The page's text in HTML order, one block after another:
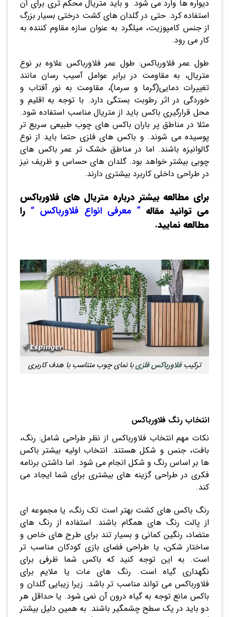
دیواره ها وارد می شود. و باید متریال محکم تری برای آن
استفاده کرد. حتی در گلدان های کشت درختی بسیار بزرگ
از جنس کامپوزیت، میلگرد به عنوان سازه مقاوم کننده به
کار می رود.
طول عمر فلاورباکس: طول عمر فلاورباکس علاوه بر نوع
متریال، به مقاومت در برابر عوامل آسیب رسان مانند
تغییرات دمایی(گرما و سرما)، مقاومت به نور آفتاب و
خوردگی در اثر رطوبت بستگی دارد. با توجه به اقلیم و
محل قرارگیری باکس باید از متریال مناسب استفاده شود.
مثلا در مناطق پر باران باکس های چوب طبیعی سریع تر
پوسیده می شوند. و باکس های فلزی حتما باید از نوع
گالوانیزه باشند. اما در مناطق خشک تر عمر باکس های
چوبی بیشتر خواهد بود. گلدان های حساس و ظریف نیز
در طراحی داخلی کاربرد بیشتری دارند.
برای مطالعه بیشتر درباره متریال های فلاورباکس
می توانید مقاله” معرفی انواع فلاورباکس “ را
مطالعه نمایید.
ترکیبفلاورباکس فلزیبا نمای چوب متناسب با هدف کاربری
انتخاب رنگ فلاورباکس
نکات مهم انتخاب فلاورباکس از نظر طراحی شامل: رنگ،
بافت، جنس و شکل هستند. انتخاب اولیه بیشتر باکس
ها بر اساس رنگ و شکل انجام می شود. اما داشتن برنامه
فکری در طراحی گزینه های بیشتری برای شما ایجاد می
کند.
رنگ باکس های کشت بهتر است تک رنگ، یا مجموعه ای
از پالت رنگ های همگام باشند. استفاده از رنگ های
متضاد، رنگین کمانی و بسیار تند برای طرح های خاص و
ساختار شکن، یا طراحی فضای بازی کودکان مناسب تر
است. به این توجه کنید که باکس شما ظرفی برای
نگهداری گیاه است. رنگ های مات یا ملایم برای
فلاورباکس می تواند مناسب تر باشد. زیرا زیبایی گلدان و
باکس مانع توجه به گیاه درون آن نمی شود. یا حداقل هر
دو باید در یک سطح چشمگیر باشند. به همین دلیل بیشتر